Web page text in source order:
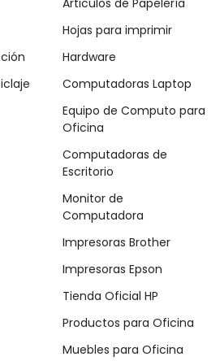
Hojas para imprimir
Hardware
Computadoras Laptop
Equipo de Computo para
Oficina
Computadoras de
Escritorio
Monitor de
Computadora
Impresoras Brother
Impresoras Epson
Tienda Oficial HP
Productos para Oficina
Muebles para Oficina